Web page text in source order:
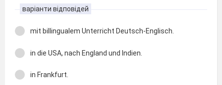
варіанти відповідей
mit billingualem Unterricht Deutsch-Englisch.
in die USA, nach England und Indien.
in Frankfurt.